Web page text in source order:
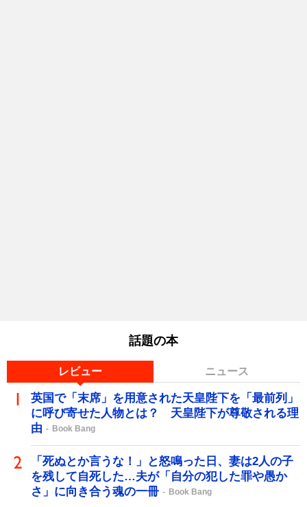
話題の本
レビュー ニュース
英国で「末席」を用意された天皇陛下を「最前列」
に呼び寄せた人物とは？ 天皇陛下が尊敬される理
由
Book Bang
「死ぬとか言うな！」と怒鳴った日、妻は2人の子
を残して自死した…夫が「自分の犯した罪や愚か
さ」に向き合う魂の一冊
Book Bang